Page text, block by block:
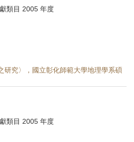
類目 2005 年度
研究〉，國立彰化師範大學地理學系碩
類目 2005 年度